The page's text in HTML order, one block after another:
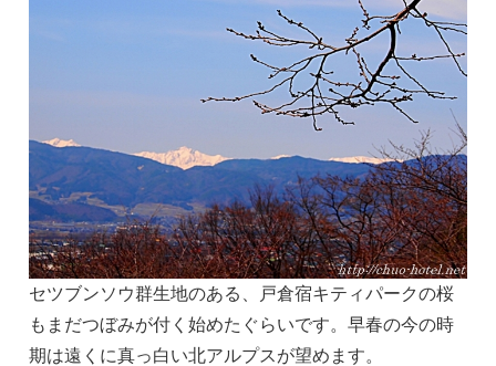
セツブンソウ群生地のある、戸倉宿キティパークの桜
もまだつぼみが付く始めたぐらいです。早春の今の時
期は遠くに真っ白い北アルプスが望めます。